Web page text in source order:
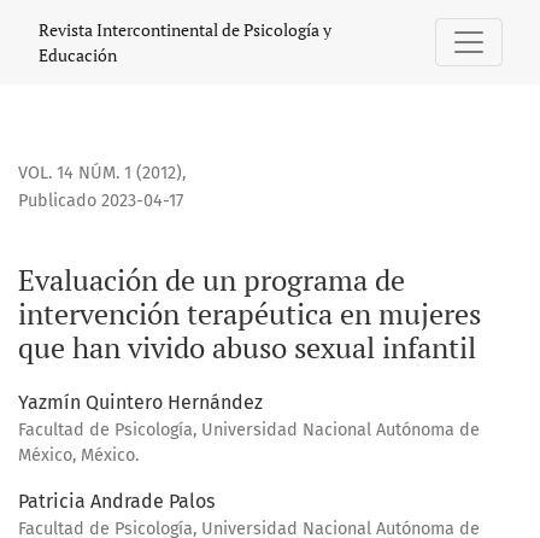
Evaluación de un programa de intervención terapéutica
Revista Intercontinental de Psicología y
Educación
VOL. 14 NÚM. 1 (2012),
Evaluación de un programa de
intervención terapéutica en mujeres
que han vivido abuso sexual infantil
Publicado 2023-04-17
Yazmín Quintero Hernández
Facultad de Psicología, Universidad Nacional Autónoma de
México, México.
Patricia Andrade Palos
Facultad de Psicología, Universidad Nacional Autónoma de